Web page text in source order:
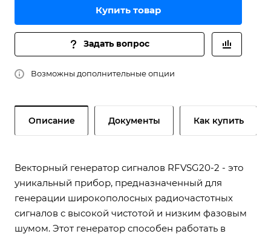
Купить товар
Задать вопрос
Возможны дополнительные опции
Описание Документы Как купить
Векторный генератор сигналов RFVSG20-2 - это
уникальный прибор, предназначенный для
генерации широкополосных радиочастотных
сигналов с высокой чистотой и низким фазовым
шумом. Этот генератор способен работать в